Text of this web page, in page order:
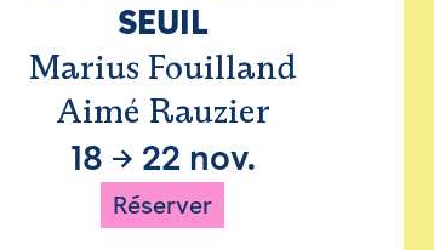
SEUIL
Marius Fouilland
Aimé Rauzier
18 → 22 nov.
Réserver